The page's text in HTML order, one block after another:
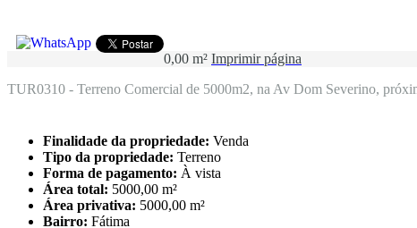
0,00 m² Imprimir página
TUR0310 - Terreno Comercial de 5000m2, na Av Dom Severino,
Finalidade da propriedade: Venda
Tipo da propriedade: Terreno
Forma de pagamento: À vista
Área total: 5000,00 m²
Área privativa: 5000,00 m²
Bairro: Fátima